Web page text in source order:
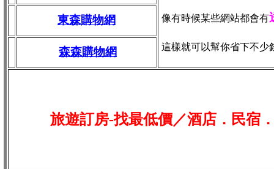
像有時候某些網站都會有
這樣就可以幫你省下不少
東森購物網
森森購物網
旅遊訂房-找最低價／酒店．民宿